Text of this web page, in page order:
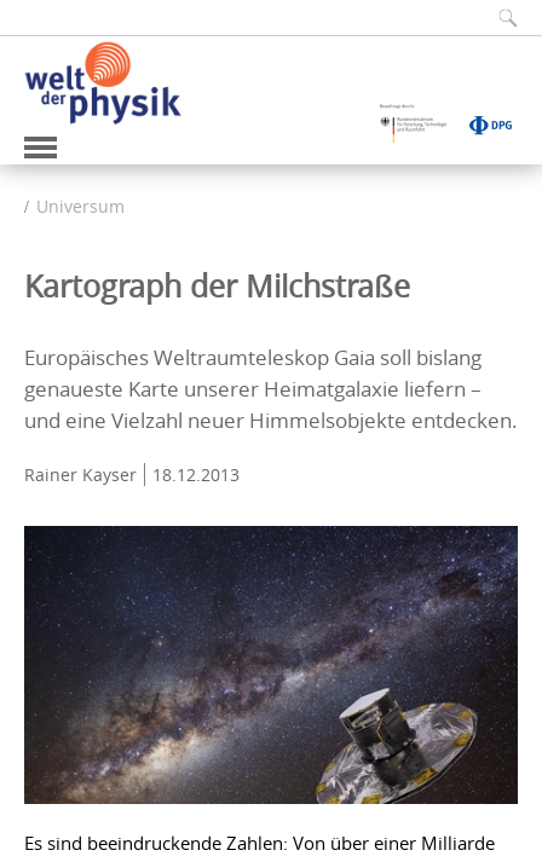
Universum
Kartograph der Milchstraße
Europäisches Weltraumteleskop Gaia soll bislang
genaueste Karte unserer Heimatgalaxie liefern –
und eine Vielzahl neuer Himmelsobjekte entdecken.
Rainer Kayser 18.12.2013
Es sind beeindruckende Zahlen: Von über einer Milliarde